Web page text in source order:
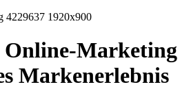
Online-Marketing
Markenerlebnis